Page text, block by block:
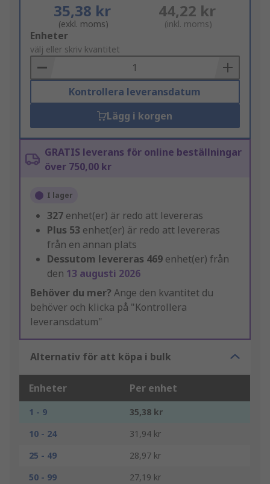
35,38 kr
(exkl. moms)
44,22 kr
(inkl. moms)
Add
to
Basket
Enheter
välj eller skriv kvantitet
Kontrollera leveransdatum
Lägg i korgen
GRATIS leverans för online beställningar
över 750,00 kr
I lager
327 enhet(er) är redo att levereras
Plus 53 enhet(er) är redo att levereras
från en annan plats
Dessutom levereras 469 enhet(er) från
den 13 augusti 2026
Behöver du mer? Ange den kvantitet du
behöver och klicka på "Kontrollera
leveransdatum"
Alternativ för att köpa i bulk
Enheter Per enhet
1 - 9
35,38 kr
10 - 24
31,94 kr
25 - 49
28,97 kr
50 - 99
27,19 kr